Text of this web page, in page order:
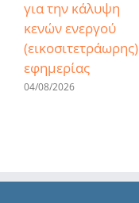
για την κάλυψη
κενών ενεργού
(εικοσιτετράωρης)
εφημερίας
04/08/2026